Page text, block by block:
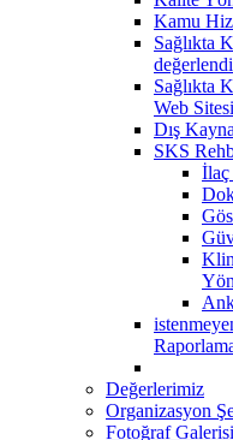
Kamu
Sağlıkta
Sağlıkta
Web Sitesi
Dış
SKS
İlaç
Değerlerimiz
Organizasyon
Fotoğraf Galerisi